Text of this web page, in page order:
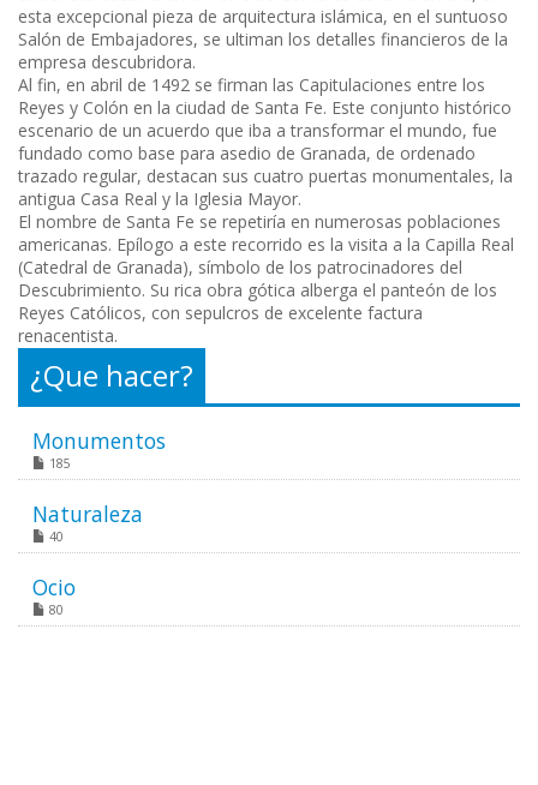
esta excepcional pieza de arquitectura islámica, en el suntuoso
Salón de Embajadores, se ultiman los detalles financieros de la
empresa descubridora.
Al fin, en abril de 1492 se firman las Capitulaciones entre los
Reyes y Colón en la ciudad de Santa Fe. Este conjunto histórico
escenario de un acuerdo que iba a transformar el mundo, fue
fundado como base para asedio de Granada, de ordenado
trazado regular, destacan sus cuatro puertas monumentales, la
antigua Casa Real y la Iglesia Mayor.
El nombre de Santa Fe se repetiría en numerosas poblaciones
americanas. Epílogo a este recorrido es la visita a la Capilla Real
(Catedral de Granada), símbolo de los patrocinadores del
Descubrimiento. Su rica obra gótica alberga el panteón de los
Reyes Católicos, con sepulcros de excelente factura
renacentista.
¿Que hacer?
Monumentos
185
Naturaleza
40
Ocio
80